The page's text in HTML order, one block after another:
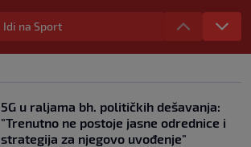
Messi stigao u Rosario na posljednji
ispraćaj ocu, De Paul pogodak posvetio
NOGOMET|prije 1 h| 0
uzrokovalo saobraćajni udes (VIDEO)
NOGOMET|prije 1 h| 0
Idi na Sport
5G u raljama bh. političkih dešavanja:
"Trenutno ne postoje jasne odrednice i
strategija za njegovo uvođenje"